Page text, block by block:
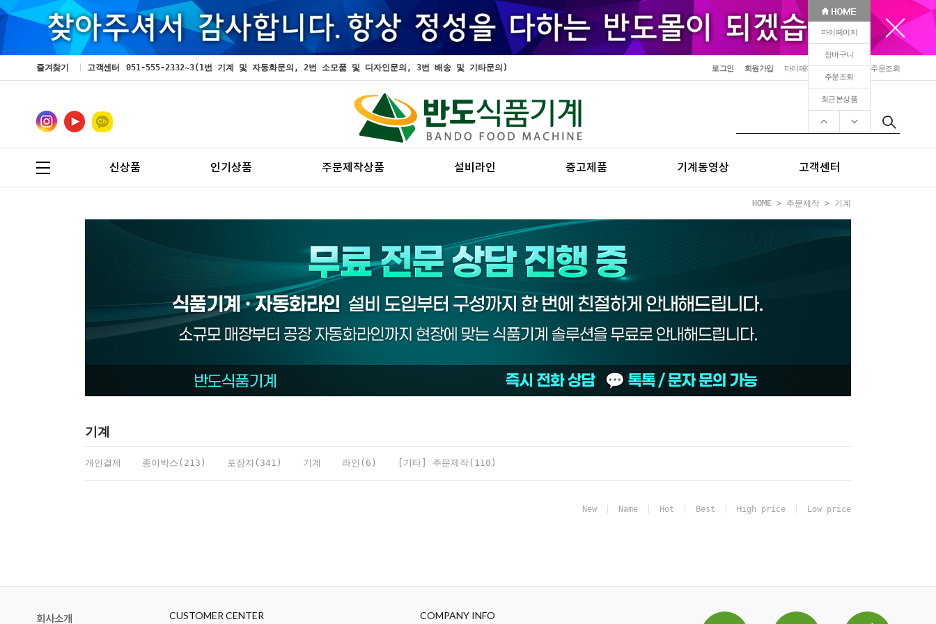
마이페이지
장바구니
주문조회
최근본상품
즐겨찾기 고객센터 051-555-2332~3(1번 기계 및 자동화문의, 2번 소모품 및 디자인문의, 3번 배송 및 기타문의) 로그인 회원가입 마이페이지 장바구니 주문조회
신상품 인기상품 주문제작상품 설비라인 중고제품 기계동영상 고객센터
HOME > 주문제작 > 기계
기계
개인결제 종이박스(213) 포장지(341) 기계 라인(6) [기타] 주문제작(110)
New Name Hot Best High price Low price
회사소개 CUSTOMER CENTER COMPANY INFO